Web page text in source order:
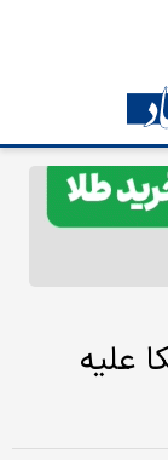
علیه